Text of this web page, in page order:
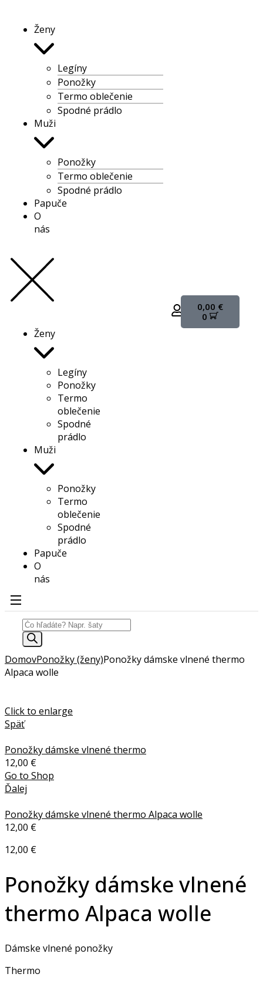
Ženy
Legíny
Ponožky
Termo oblečenie
Spodné prádlo
Muži
Ponožky
Termo oblečenie
Spodné prádlo
Papuče
O
nás
Ženy
Legíny
Ponožky
Termo
oblečenie
Spodné
prádlo
Muži
Ponožky
Termo
oblečenie
Spodné
prádlo
Papuče
O
nás
0,00 €
0
DomovPonožky (ženy)Ponožky dámske vlnené thermo
Alpaca wolle
Click to enlarge
Späť
Ponožky dámske vlnené thermo
12,00 €
Go to Shop
Ďalej
Ponožky dámske vlnené thermo Alpaca wolle
12,00 €
12,00 €
Ponožky dámske vlnené
thermo Alpaca wolle
Dámske vlnené ponožky
Thermo